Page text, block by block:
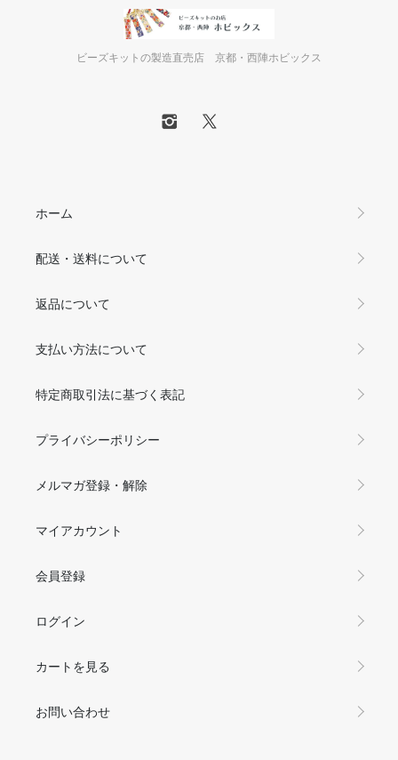
ビーズキットの製造直売店 京都・西陣ホビックス
ホーム
配送・送料について
返品について
支払い方法について
特定商取引法に基づく表記
プライバシーポリシー
メルマガ登録・解除
マイアカウント
会員登録
ログイン
カートを見る
お問い合わせ